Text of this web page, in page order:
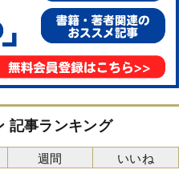
記事ランキング
週間 いいね